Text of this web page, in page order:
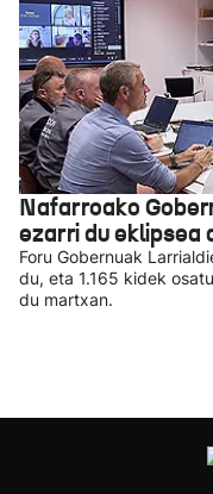
Nafarroako
ezarri du eklipsea
Foru Gobernuak
du, eta 1.165 kidek
du martxan.